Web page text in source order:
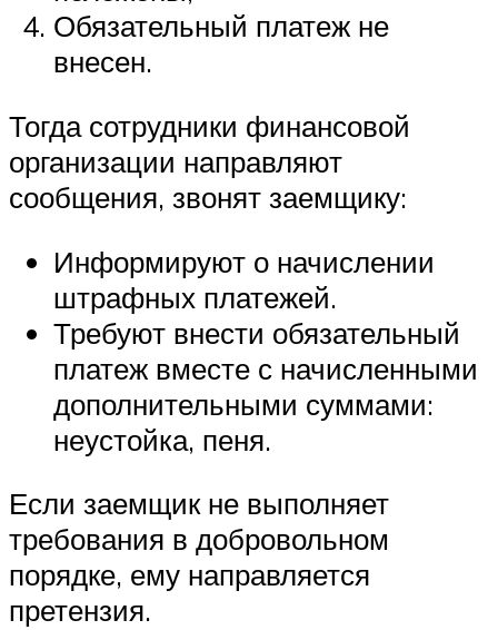
Обязательный платеж не
внесен.
Тогда сотрудники финансовой
организации направляют
сообщения, звонят заемщику:
Информируют о начислении
штрафных платежей.
Требуют внести обязательный
платеж вместе с начисленными
дополнительными суммами:
неустойка, пеня.
Если заемщик не выполняет
требования в добровольном
порядке, ему направляется
претензия.